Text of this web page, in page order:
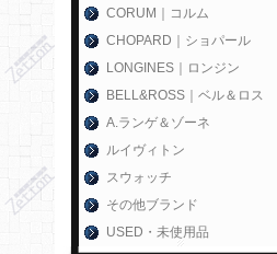
CORUM｜コルム
CHOPARD｜ショパール
LONGINES｜ロンジン
BELL&ROSS｜ベル＆ロス
A.ランゲ＆ゾーネ
ルイヴィトン
スウォッチ
その他ブランド
USED・未使用品